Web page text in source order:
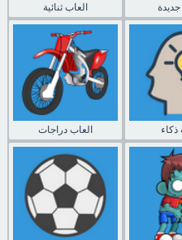
العاب ثنائية
العاب دراجات ذكاء